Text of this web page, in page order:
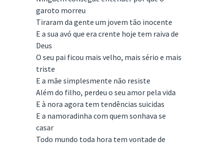
garoto morreu
Tiraram da gente um jovem tão inocente
E a sua avó que era crente hoje tem raiva de
Deus
O seu pai ficou mais velho, mais sério e mais
triste
E a mãe simplesmente não resiste
Além do filho, perdeu o seu amor pela vida
E à nora agora tem tendências suicidas
E a namoradinha com quem sonhava se
casar
Todo mundo toda hora tem vontade de